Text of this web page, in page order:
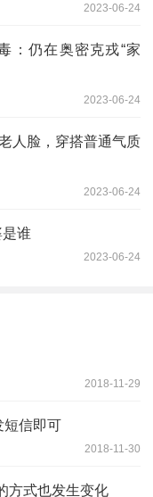
2023-06-24
：仍在奥密克戎“家
2023-06-24
人脸，穿搭普通气质
2023-06-24
谁
2023-06-24
2018-11-29
短信即可
2018-11-30
方式也发生变化